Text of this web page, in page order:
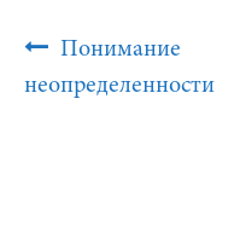
Post
Navigation
Понимание
неопределенности